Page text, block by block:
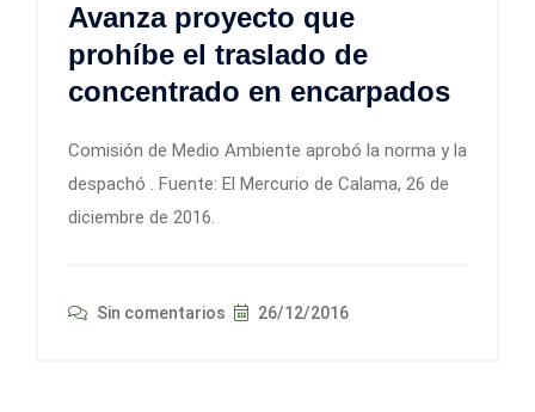
Avanza proyecto que
prohíbe el traslado de
concentrado en encarpados
Comisión de Medio Ambiente aprobó la norma y la
despachó . Fuente: El Mercurio de Calama, 26 de
diciembre de 2016.
Sin comentarios 26/12/2016